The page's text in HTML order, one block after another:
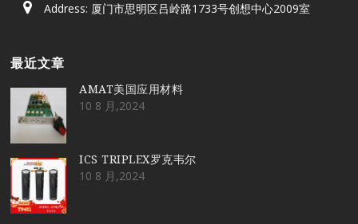
Address: 厦门市思明区吕岭路1733号创想中心2009室
最近文章
AMAT美国应用材料
10 8 月,2024
ICS TRIPLEX罗克韦尔
10 8 月,2024